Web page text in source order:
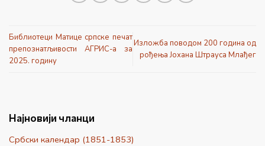
Библиотеци Матице српске печат
препознатљивости АГРИС-а за
2025. годину
Изложба поводом 200 година од
рођења Јохана Штрауса Млађег
Најновији чланци
Србски календар (1851-1853)